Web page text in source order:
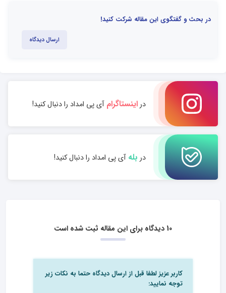
در بحث و گفتگوی این مقاله شرکت کنید!
ارسال دیدگاه
دراینستاگرامآی پی امداد را دنبال کنید!
در بلهآی پی امداد را دنبال کنید!
10 دیدگاه برای این مقاله ثبت شده است
کاربر عزیز لطفا قبل از ارسال دیدگاه حتما به نکات زیر
توجه نمایید: